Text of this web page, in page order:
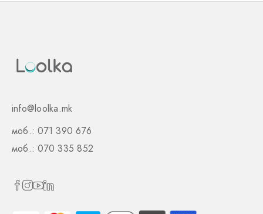
info@loolka.mk
моб.: 071 390 676
моб.: 070 335 852